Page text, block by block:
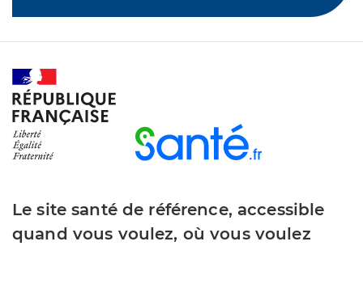
Le site santé de référence, accessible
quand vous voulez, où vous voulez